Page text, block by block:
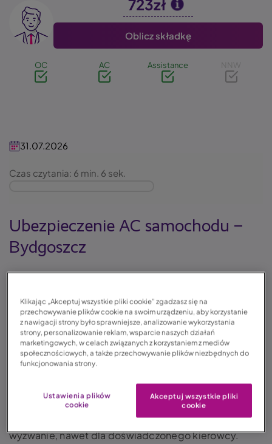
Image 723zł
Oblicz składkę
OC AC Assistance NNW
31.07.2026
Czas czytania: 6 min. 6 sek.
Ubezpieczenie AC samochodu –
Bydgoszcz
zakorkowanych ulicach? Z pewnością przyda Ci się
ubezpieczenieAC. Bydgoszcz – w tym mieście
kupisz AC bez wychodzenia z domu. Sprawdź, komu
najbardziej przyda się ubezpieczenie AC i jak je nabyć
w korzystnej cenie.
Bydgoszcz to niespełna 400 tysięczne miasto pełne
zabytków. Jazda w godzinach szczytu po stolicy
województwa kujawsko-pomorskiego to nie lada
wyzwanie, nawet dla doświadczonego kierowcy.
Klikając „Akceptuj wszystkie pliki cookie” zgadzasz się na
przechowywanie plików cookie na swoim urządzeniu, aby korzystanie
z nawigacji strony było sprawniejsze, analizowanie wykorzystania
strony, personalizowanie reklam, wsparcie naszych działań
marketingowych, w celach związanych z korzystaniem z mediów
społecznościowych, a także przechowywanie plików niezbędnych do
funkcjonowania strony.
Ustawienia plików
cookie
Akceptuj wszystkie pliki
cookie